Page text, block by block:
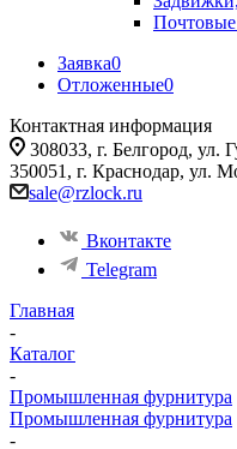
Заявка0
Отложенные0
Контактная информация
308033, г. Белгород, ул.
350051, г. Краснодар, ул.
sale@rzlock.ru
Вконтакте
Telegram
Главная
-
Каталог
-
Промышленная фурнитура
Промышленная фурнитура
-